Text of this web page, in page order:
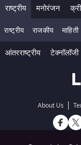
राष्ट्रीय मनोरंजन
राष्ट्रीय राजकीय माहिती
आंतरराष्ट्रीय टेक्नॉलॉजी
About Us |